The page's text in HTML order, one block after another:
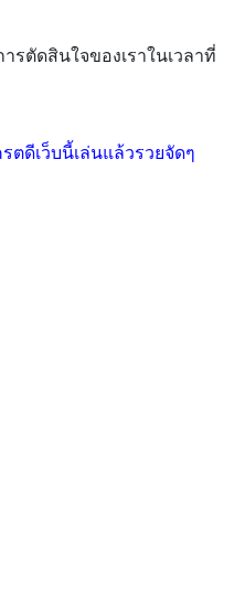
รตัดสินใจของเราในเวลาที่
ตดีเว็บนี้เล่นแล้วรวยจัดๆ